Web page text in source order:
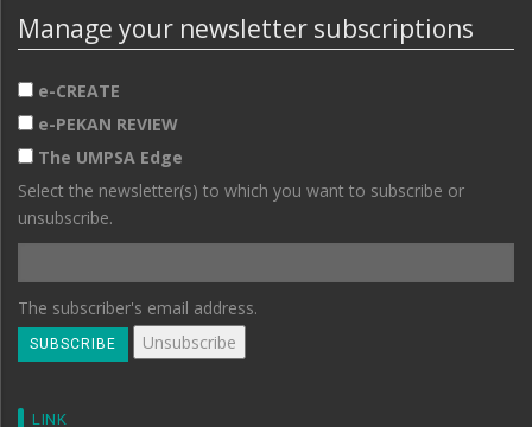
Manage your newsletter subscriptions
e-CREATE
e-PEKAN REVIEW
The UMPSA Edge
Select the newsletter(s) to which you want to subscribe or
unsubscribe.
The subscriber's email address.
LINK